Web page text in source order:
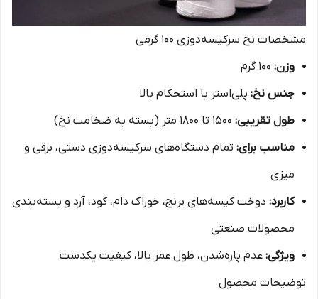
مشخصات نخ سرکیسه‌دوزی 100 گرمی
وزن:
جنس نخ: پلی‌استر با استحکام بالا
طول تقریبی:
مناسب برای: تمام دستگاه‌های سرکیسه‌دوزی دستی، برقی و
میزی
کاربرد: دوخت کیسه‌های برنج، خوراک دام، کود، آرد و بسته‌بندی
محصولات صنعتی
ویژگی: عدم پاره‌شدن، طول عمر بالا، کیفیت یکدست
توضیحات محصول